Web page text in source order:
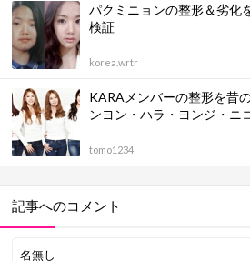
パクミニョンの整形＆劣化
検証
korea.wrtr
KARAメンバーの整形を昔
ンヨン・ハラ・ヨンジ・ニ
tomo1234
記事へのコメント